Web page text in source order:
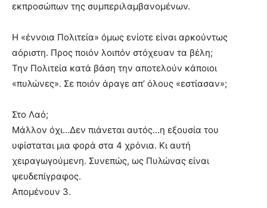
εκπροσώπων της συμπεριλαμβανομένων.
Η «έννοια Πολιτεία» όμως ενίοτε είναι αρκούντως
αόριστη. Προς ποιόν λοιπόν στόχευαν τα βέλη;
Την Πολιτεία κατά βάση την αποτελούν κάποιοι
«πυλώνες». Σε ποιόν άραγε απ’ όλους «εστίασαν»;
Στο Λαό;
Μάλλον όχι…Δεν πιάνεται αυτός…η εξουσία του
υφίσταται μια φορά στα 4 χρόνια. Κι αυτή
χειραγωγούμενη. Συνεπώς, ως Πυλώνας είναι
ψευδεπίγραφος.
Απομένουν 3.